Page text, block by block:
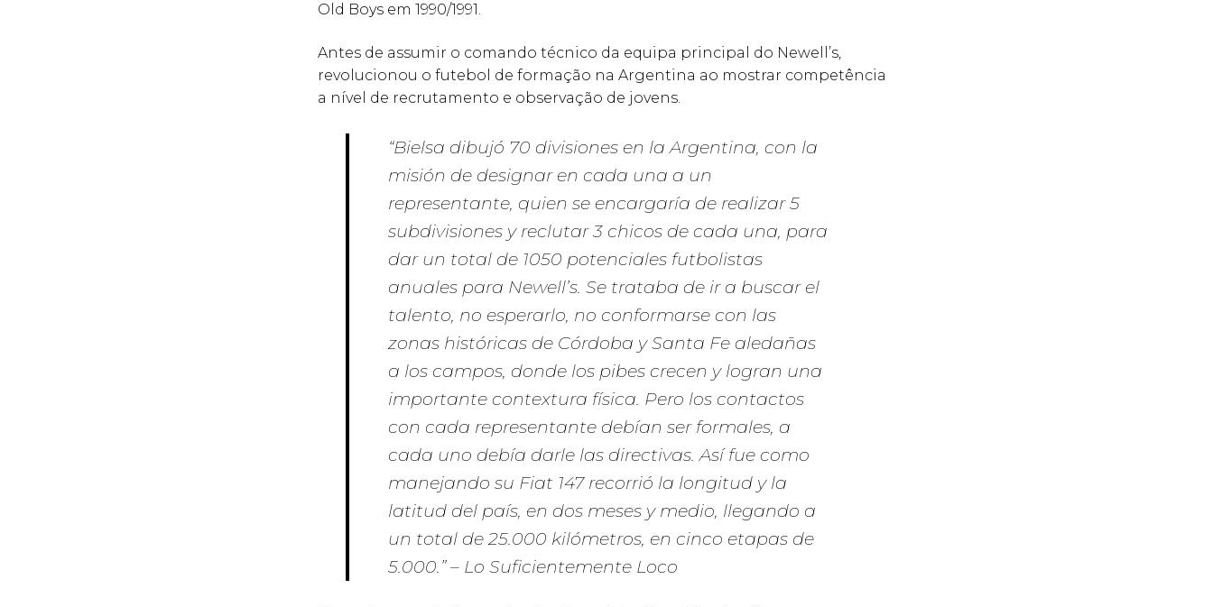
Old Boys em 1990/1991.
Antes de assumir o comando técnico da equipa principal do Newell’s,
revolucionou o futebol de formação na Argentina ao mostrar competência
a nível de recrutamento e observação de jovens.
“Bielsa dibujó 70 divisiones en la Argentina, con la
misión de designar en cada una a un
representante, quien se encargaría de realizar 5
subdivisiones y reclutar 3 chicos de cada una, para
dar un total de 1050 potenciales futbolistas
anuales para Newell’s. Se trataba de ir a buscar el
talento, no esperarlo, no conformarse con las
zonas históricas de Córdoba y Santa Fe aledañas
a los campos, donde los pibes crecen y logran una
importante contextura física. Pero los contactos
con cada representante debían ser formales, a
cada uno debía darle las directivas. Así fue como
manejando su Fiat 147 recorrió la longitud y la
latitud del país, en dos meses y medio, llegando a
un total de 25.000 kilómetros, en cinco etapas de
5.000.”– Lo Suficientemente Loco